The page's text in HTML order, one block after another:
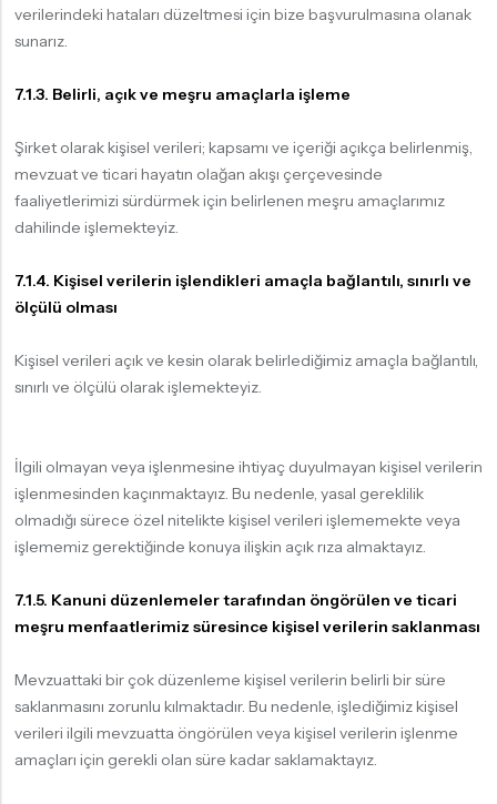
verilerindeki hataları düzeltmesi için bize başvurulmasına olanak
sunarız.
7.1.3. Belirli, açık ve meşru amaçlarla işleme
Şirket olarak kişisel verileri; kapsamı ve içeriği açıkça belirlenmiş,
mevzuat ve ticari hayatın olağan akışı çerçevesinde
faaliyetlerimizi sürdürmek için belirlenen meşru amaçlarımız
dahilinde işlemekteyiz.
7.1.4. Kişisel verilerin işlendikleri amaçla bağlantılı, sınırlı ve
ölçülü olması
Kişisel verileri açık ve kesin olarak belirlediğimiz amaçla bağlantılı,
sınırlı ve ölçülü olarak işlemekteyiz.
İlgili olmayan veya işlenmesine ihtiyaç duyulmayan kişisel verilerin
işlenmesinden kaçınmaktayız. Bu nedenle, yasal gereklilik
olmadığı sürece özel nitelikte kişisel verileri işlememekte veya
işlememiz gerektiğinde konuya ilişkin açık rıza almaktayız.
7.1.5. Kanuni düzenlemeler tarafından öngörülen ve ticari
meşru menfaatlerimiz süresince kişisel verilerin saklanması
Mevzuattaki bir çok düzenleme kişisel verilerin belirli bir süre
saklanmasını zorunlu kılmaktadır. Bu nedenle, işlediğimiz kişisel
verileri ilgili mevzuatta öngörülen veya kişisel verilerin işlenme
amaçları için gerekli olan süre kadar saklamaktayız.